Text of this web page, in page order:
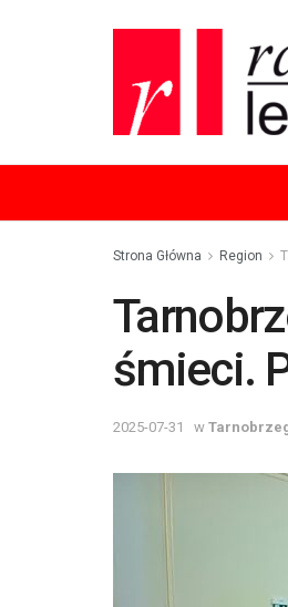
Strona Główna Region
śmieci.
2025-07-31 w